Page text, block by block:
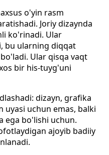
o'yin rasm
Joriy dizaynda
ko'rinadi. Ular
bu ularning diqqat
Ular qisqa vaqt
bir his-tuyg'uni
dizayn, grafika
uyasi uchun emas, balki
ega bo'lishi uchun.
ajoyib badiiy